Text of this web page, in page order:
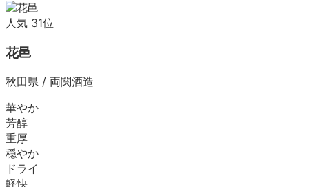
人気 31位
花邑
秋田県 / 両関酒造
華やか
芳醇
重厚
穏やか
ドライ
軽快